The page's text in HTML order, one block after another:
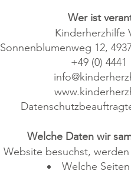
Wer ist
Kinderherzhilfe
Sonnenblumenweg 12,
+49 (0) 4441
Welche Daten wir
besuchst,
Welche